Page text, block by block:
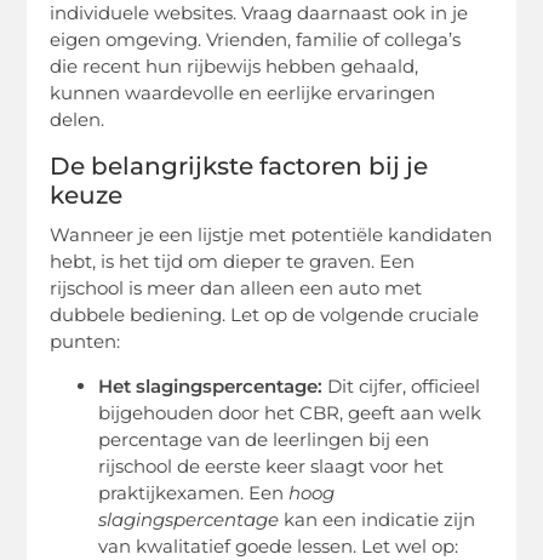
individuele websites. Vraag daarnaast ook in je
eigen omgeving. Vrienden, familie of collega’s
die recent hun rijbewijs hebben gehaald,
kunnen waardevolle en eerlijke ervaringen
delen.
De belangrijkste factoren bij je
keuze
Wanneer je een lijstje met potentiële kandidaten
hebt, is het tijd om dieper te graven. Een
rijschool is meer dan alleen een auto met
dubbele bediening. Let op de volgende cruciale
punten:
Het slagingspercentage: Dit cijfer, officieel
bijgehouden door het CBR, geeft aan welk
percentage van de leerlingen bij een
rijschool de eerste keer slaagt voor het
praktijkexamen. Een hoog
slagingspercentage kan een indicatie zijn
van kwalitatief goede lessen. Let wel op: